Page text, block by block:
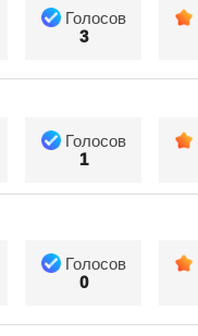
Голосов
3
Голосов
1
Голосов
0